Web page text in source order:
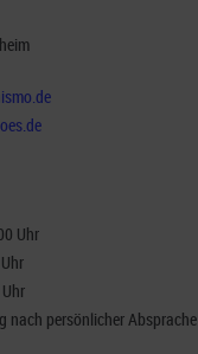
Uhr
nach persönlicher Absprache